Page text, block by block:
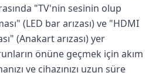
"TV'nin sesinin olup
(LED bar arızası) ve "HDMI
(Anakart arızası) yer
önüne geçmek için akım
ve cihazınızı uzun süre